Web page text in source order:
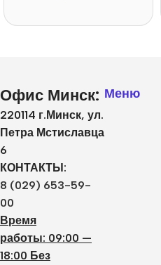
Офис Минск:
220114 г.Минск, ул.
Петра Мстиславца
6
КОНТАКТЫ:
8 (029) 653-59-
00
Время
работы: 09:00 —
18:00 Без
Меню